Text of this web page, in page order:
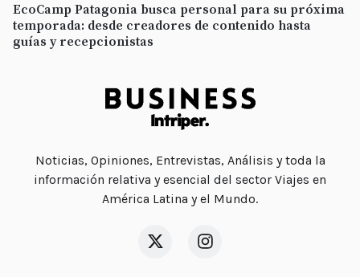
Noticias, Opiniones, Entrevistas, Análisis y toda la
información relativa y esencial del sector Viajes en
América Latina y el Mundo.
EcoCamp Patagonia busca personal para su próxima
temporada: desde creadores de contenido hasta
guías y recepcionistas